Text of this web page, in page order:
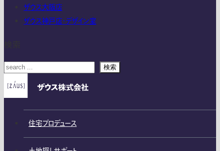
ザウス大阪店
ザウス神戸店・デザイン室
検索
住宅プロデュース